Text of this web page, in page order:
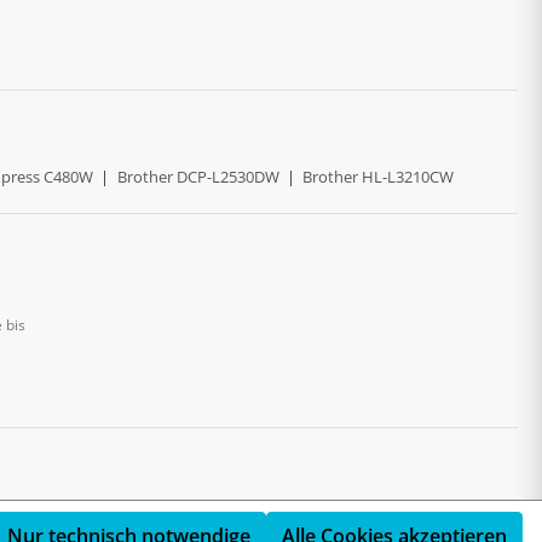
C480W | Brother DCP-L2530DW | Brother HL-L3210CW
bis
Nur technisch notwendige Alle Cookies akzeptieren